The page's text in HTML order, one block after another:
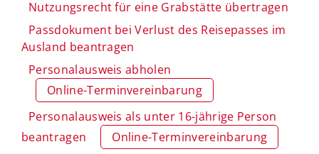
Nutzungsrecht für eine Grabstätte übertragen
Passdokument bei Verlust des Reisepasses im
Ausland beantragen
Personalausweis abholen
Online-Terminvereinbarung
Personalausweis als unter 16-jährige Person
beantragen
Online-Terminvereinbarung